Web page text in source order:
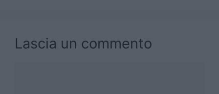
Lascia un commento